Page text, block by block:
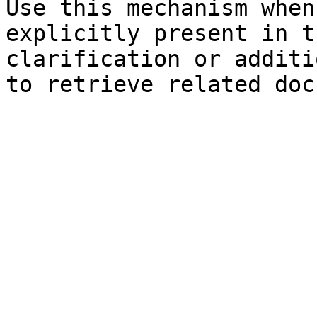
Use this mechanism
explicitly present in
clarification or